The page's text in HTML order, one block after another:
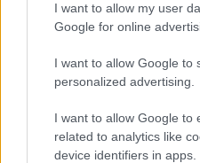
I want to allow my user
Google for online
I want to allow Google to
personalized advertising.
I want to allow Google to
related to analytics like
device identifiers in apps.
VolleyPlanet
Πλανήτης βόλεϊ… On Air!
Όροι Χρήσης
Επικοινωνία